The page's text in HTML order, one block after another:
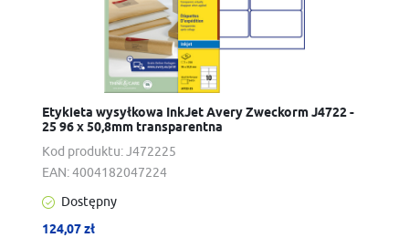
Kod produktu:J472225
Etykieta wysyłkowa InkJet Avery Zweckorm J4722 -
25 96 x 50,8mm transparentna
EAN:4004182047224
Dostępny
124,07 zł